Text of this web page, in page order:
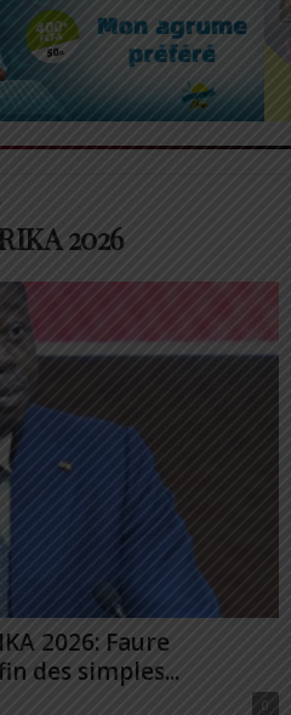
2026
2026: Faure
des simples...
0